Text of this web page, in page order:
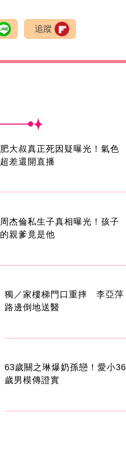
追蹤
肥大叔真正死因疑曝光！氣色
超差還開直播
周杰倫私生子真相曝光！孩子
的親爹竟是他
獨／家樓梯門口重摔 李亞萍
路邊倒地送醫
63歲關之琳爆奶孫戀！愛小36
歲男模傳證實